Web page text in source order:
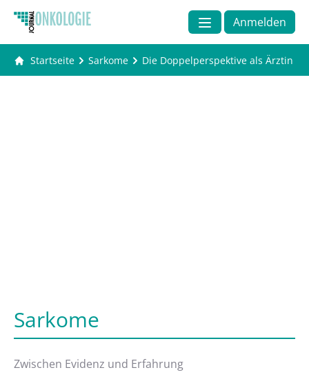
Anmelden
Startseite Sarkome Die Doppelperspektive als Ärztin
Sarkome
Zwischen Evidenz und Erfahrung